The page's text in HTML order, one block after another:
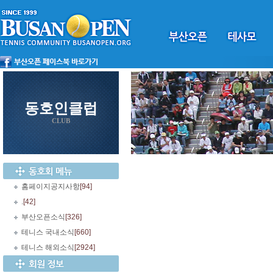
동호인클럽
CLUB
홈페이지공지사항[94]
.[42]
부산오픈소식 [326]
테니스 국내소식 [660]
테니스 해외소식 [2924]